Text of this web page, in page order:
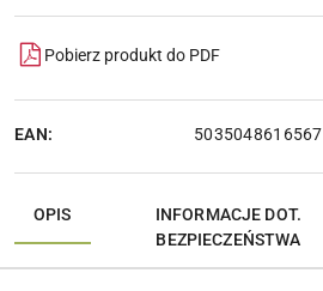
Pobierz produkt do PDF
EAN: 5035048616567
OPIS
INFORMACJE DOT.
BEZPIECZEŃSTWA